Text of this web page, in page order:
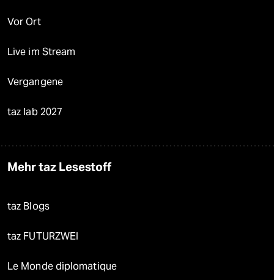
Vor Ort
Live im Stream
Vergangene
taz lab 2027
Mehr taz Lesestoff
taz Blogs
taz FUTURZWEI
Le Monde diplomatique